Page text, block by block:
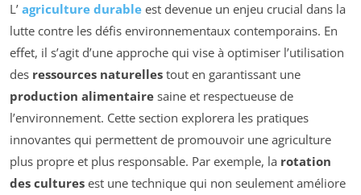
L’ agriculture durable est devenue un enjeu crucial dans la
lutte contre les défis environnementaux contemporains. En
effet, il s’agit d’une approche qui vise à optimiser l’utilisation
des ressources naturelles tout en garantissant une
production alimentaire saine et respectueuse de
l’environnement. Cette section explorera les pratiques
innovantes qui permettent de promouvoir une agriculture
plus propre et plus responsable. Par exemple, la rotation
des cultures est une technique qui non seulement améliore